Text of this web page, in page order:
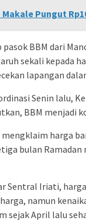
Pungut
BBM dari
sekali kepada
lapangan
Senin lalu,
BBM menjadi
harga
bulan
Sentral Iriati,
namun
sejak April lalu